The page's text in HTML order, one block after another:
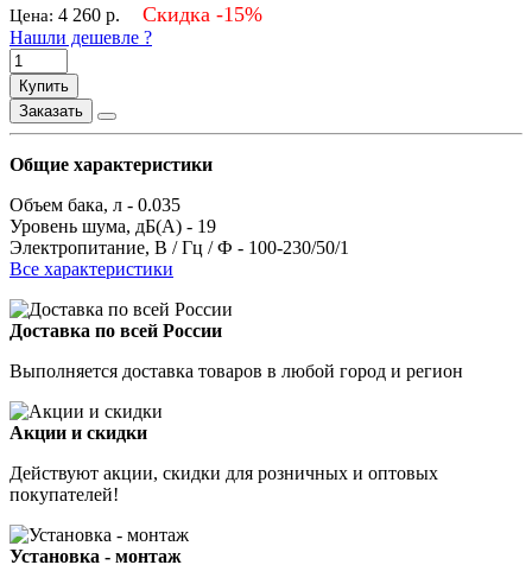
Цена: 4 260 р. Скидка -15%
Нашли дешевле ?
Купить
Заказать
Общие характеристики
Объем бака, л - 0.035
Уровень шума, дБ(А) - 19
Электропитание, В / Гц / Ф - 100-230/50/1
Все характеристики
Доставка по всей России
Выполняется доставка товаров в любой город и регион
Акции и скидки
Действуют акции, скидки для розничных и оптовых
покупателей!
Установка - монтаж